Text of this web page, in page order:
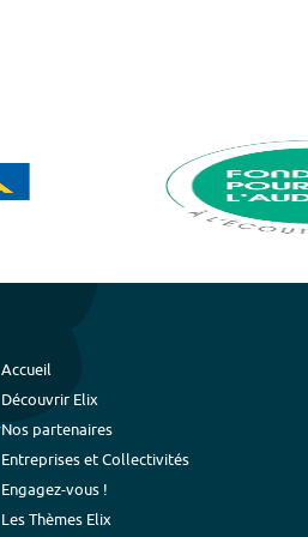
Accueil
Découvrir Elix
Nos partenaires
Entreprises et Collectivités
Engagez-vous !
Les Thèmes Elix